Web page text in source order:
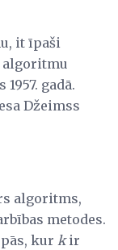
it īpaši
algoritmu
gadā.
Džeimss
algoritms,
metodes.
kur kir